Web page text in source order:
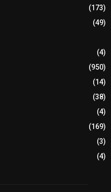
(173)
(49)
(4)
(950)
(14)
(38)
(4)
(169)
(3)
(4)